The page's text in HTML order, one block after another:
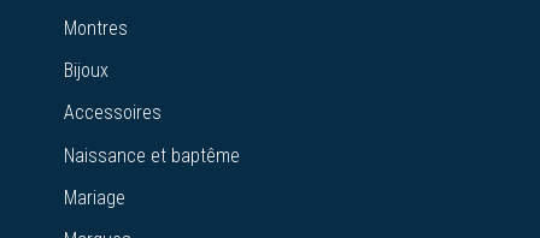
Montres
Bijoux
Accessoires
Naissance et baptême
Mariage